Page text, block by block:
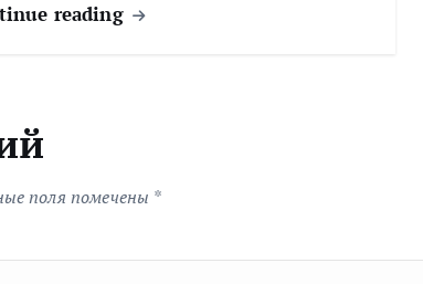
reading
поля помечены *